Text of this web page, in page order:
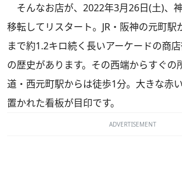
そんなお店が、2022年3月26日(土)、
移転してリスタート。JR・阪神の元町駅
まで約1.2キロ続く長いアーケードの商
の歴史があります。その西端からすぐの
道・西元町駅からは徒歩1分。大きな赤
置かれた看板が目印です。
ADVERTISEMENT